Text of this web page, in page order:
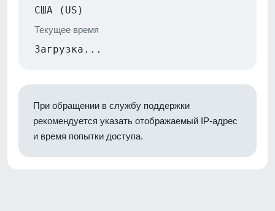
США (US)
Текущее время
Загрузка...
При обращении в службу поддержки
рекомендуется указать отображаемый IP-адрес
и время попытки доступа.